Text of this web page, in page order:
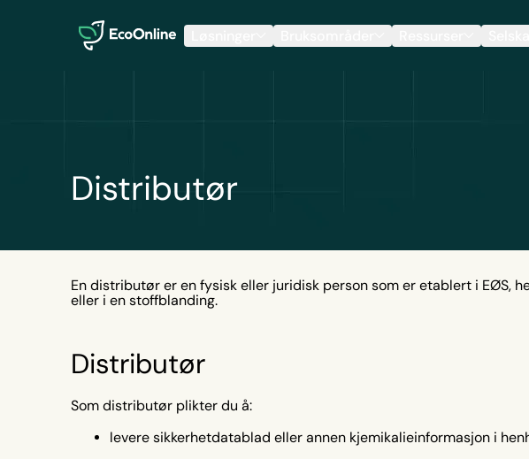
EcoOnline
Distributør
En distributør er en fysisk eller juridisk person som er etablert i EØS,
eller i en stoffblanding.
Distributør
Som distributør plikter du å:
levere sikkerhetdatablad eller annen kjemikalieinformasjon i